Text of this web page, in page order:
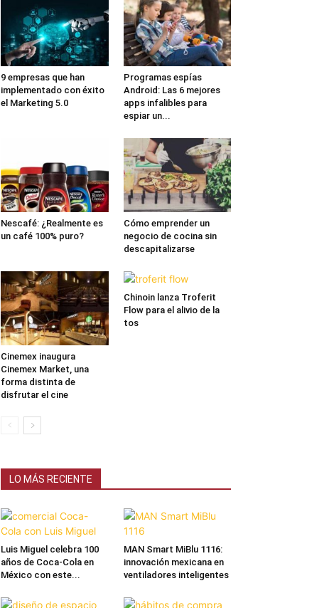
9 empresas que han
implementado con éxito
el Marketing 5.0
Programas espías
Android: Las 6 mejores
apps infalibles para
espiar un...
Nescafé: ¿Realmente es
un café 100% puro?
Cómo emprender un
negocio de cocina sin
descapitalizarse
Cinemex inaugura
Cinemex Market, una
forma distinta de
disfrutar el cine
Chinoin lanza Troferit
Flow para el alivio de la
tos
LO MÁS RECIENTE
Luis Miguel celebra 100
años de Coca-Cola en
México con este...
MAN Smart MiBlu 1116:
innovación mexicana en
ventiladores inteligentes